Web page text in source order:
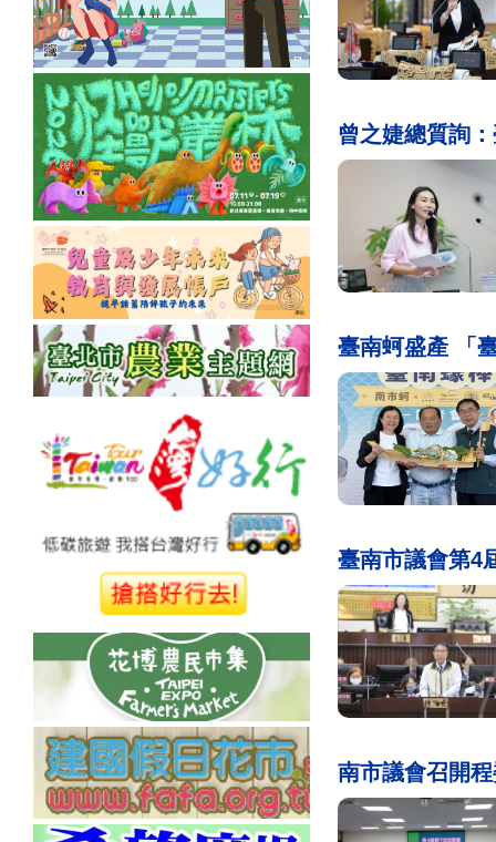
曾之婕總質詢
臺南蚵盛產 「
臺南市議會第4
南市議會召開